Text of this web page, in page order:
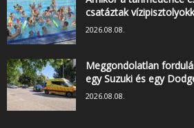
csatáztak
2026.08.08.
Meggondolatlan
egy Suzuki és egy
2026.08.08.